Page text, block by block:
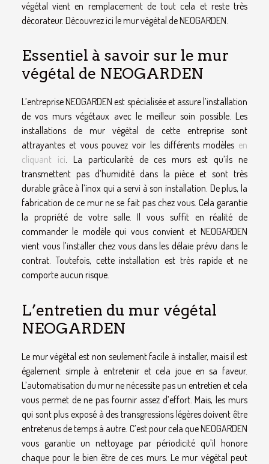
végétal vient en remplacement de tout cela et reste très
décorateur. Découvrez ici le mur végétal de NEOGARDEN.
Essentiel à savoir sur le mur
végétal de NEOGARDEN
L’entreprise NEOGARDEN est spécialisée et assure l’installation
de vos murs végétaux avec le meilleur soin possible. Les
installations de mur végétal de cette entreprise sont
attrayantes et vous pouvez voir les différents modèles en
cliquant ici. La particularité de ces murs est qu’ils ne
transmettent pas d’humidité dans la pièce et sont très
durable grâce à l’inox qui a servi à son installation. De plus, la
fabrication de ce mur ne se fait pas chez vous. Cela garantie
la propriété de votre salle. Il vous suffit en réalité de
commander le modèle qui vous convient et NEOGARDEN
vient vous l’installer chez vous dans les délaie prévu dans le
contrat. Toutefois, cette installation est très rapide et ne
comporte aucun risque.
L’entretien du mur végétal
NEOGARDEN
Le mur végétal est non seulement facile à installer, mais il est
également simple à entretenir et cela joue en sa faveur.
L’automatisation du mur ne nécessite pas un entretien et cela
vous permet de ne pas fournir assez d’effort. Mais, les murs
qui sont plus exposé à des transgressions légères doivent être
entretenus de temps à autre. C’est pour cela que NEOGARDEN
vous garantie un nettoyage par périodicité qu’il honore
chaque pour le bien être de ces murs. Le mur végétal peut